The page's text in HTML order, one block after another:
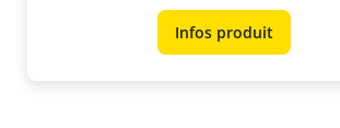
Infos produit